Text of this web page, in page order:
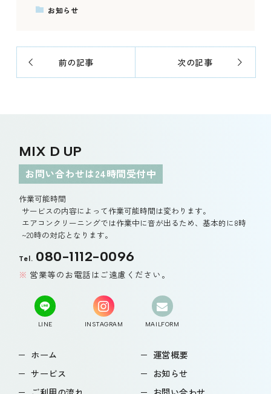
お知らせ
前の記事 次の記事
MIX D UP
お問い合わせは24時間受付中
作業可能時間
サービスの内容によって作業可能時間は変わります。
エアコンクリーニングでは作業中に音が出るため、基本的に8時
~20時の対応となります。
Tel. 080-1112-0096
営業等のお電話はご遠慮ください。
LINE INSTAGRAM MAILFORM
ホーム
サービス
運営概要
お知らせ